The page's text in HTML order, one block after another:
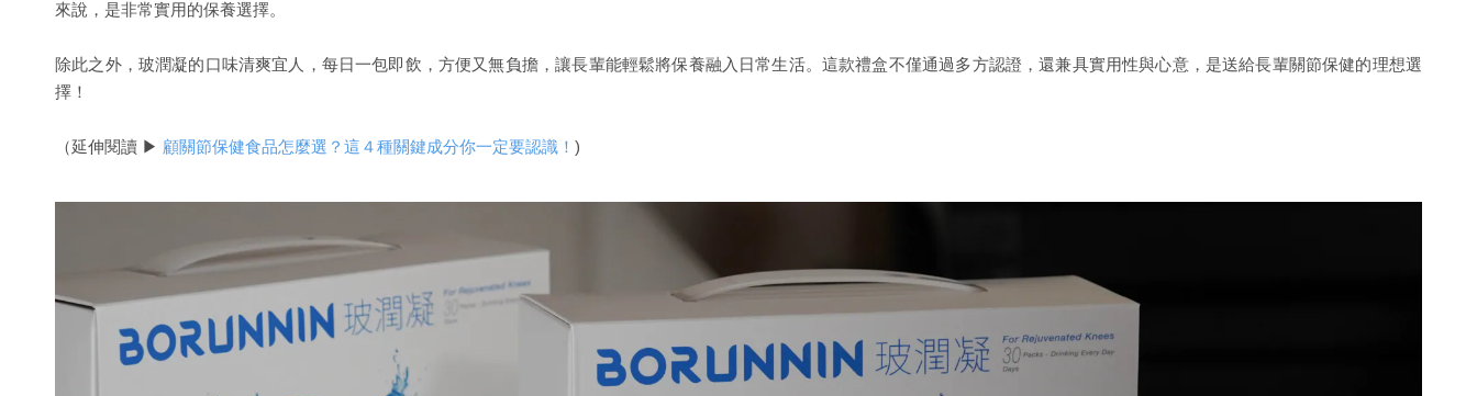
來說，是非常實用的保養選擇。
除此之外，玻潤凝的口味清爽宜人，每日一包即飲，方便又無負擔，讓長輩能輕鬆將保養融入日常生活。這款禮盒不僅通過多方認證，還兼具實用性與心意，是送給長輩關節保健的理想選
擇！
（延伸閱讀 ▶ 顧關節保健食品怎麼選？這４種關鍵成分你一定要認識！ )